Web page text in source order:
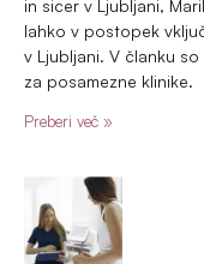
Preberi več »
IVF postopek
13 aprila, 2026